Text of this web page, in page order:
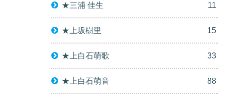
★三浦 佳生 11
★上坂樹里 15
★上白石萌歌 33
★上白石萌音 88